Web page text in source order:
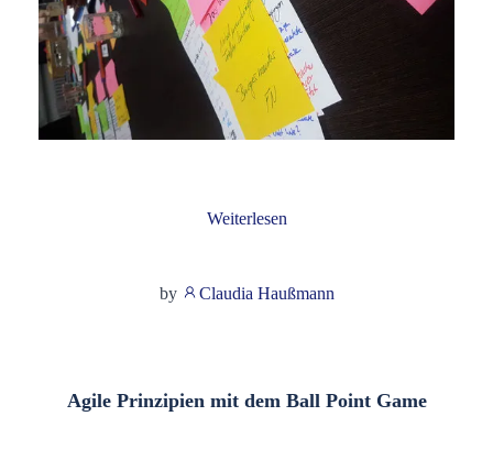
Weiterlesen
by Claudia Haußmann
Agile Prinzipien mit dem Ball Point Game